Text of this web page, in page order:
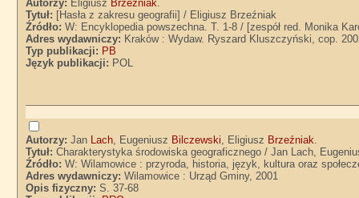
Autorzy: Eligiusz Brzeźniak.
Tytuł: [Hasła z zakresu geografii] / Eligiusz Brzeźniak
Źródło:W: Encyklopedia powszechna. T. 1-8 / [zespół red. Monika
Adres wydawniczy: Kraków : Wydaw. Ryszard Kluszczyński, cop.
Typ publikacji: PB
Język publikacji: POL
Autorzy:Jan Lach, Eugeniusz Bilczewski, Eligiusz Brzeźniak.
Tytuł:Charakterystyka środowiska geograficznego / Jan Lach,
Źródło:W: Wilamowice : przyroda, historia, język, kultura oraz
Adres wydawniczy:Wilamowice : Urząd Gminy, 2001
Opis fizyczny:S. 37-68